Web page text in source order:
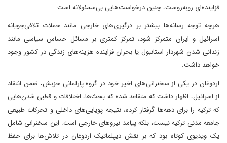
فزاینده‌ای روبه‌روست، چنین درخواست‌هایی بی‌مسئولانه است.
هرچه توجه رسانه‌ها بیشتر بر درگیری‌های خارجی مانند حملات تلافی‌جویانه
اسرائیل و ایران متمرکز شود، تمرکز کمتری بر مسائل حساس سیاسی مانند
زندانی شدن شهردار استانبول یا بحران فزاینده هزینه‌های زندگی در کشور وجود
خواهد داشت.
اردوغان در یکی از سخنرانی‌های اخیر خود در گروه پارلمانی حزبش، ضمن انتقاد
از اسرائیل، اظهار داشت که متقاعد شده که بحث‌ها، اختلافات و قطبی شدن‌هایی
که ترکیه را برای دهه‌ها گرفتار کرده، نتیجه پویایی‌های داخلی و تحرکات طبیعی
جامعه مدنی ترکیه نیست، بلکه پیامد نیروهای خارجی است. این سخنرانی شامل
یک ویدیوی کوتاه بود که بر نقش دیپلماتیک اردوغان در تلاش‌ها برای حفظ